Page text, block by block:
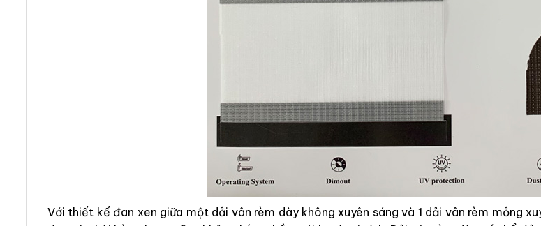
Với thiết kế đan xen giữa một dải vân rèm dày không xuyên sáng và 1 dải vân rèm mỏng